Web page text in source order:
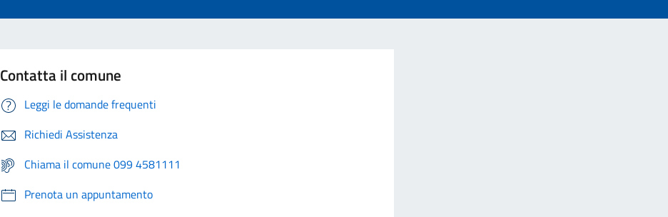
Contatta il comune
Leggi le domande frequenti
Richiedi Assistenza
Chiama il comune 099 4581111
Prenota un appuntamento